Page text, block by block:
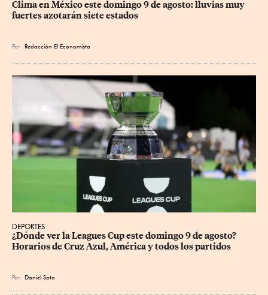
Clima en México este domingo 9 de agosto: lluvias muy
fuertes azotarán siete estados
Por Redacción El Economista
DEPORTES
¿Dónde ver la Leagues Cup este domingo 9 de agosto?
Horarios de Cruz Azul, América y todos los partidos
Por Daniel Soto